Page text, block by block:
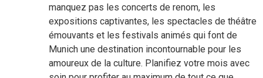
manquez pas les concerts de renom, les
expositions captivantes, les spectacles de théâtre
émouvants et les festivals animés qui font de
Munich une destination incontournable pour les
amoureux de la culture. Planifiez votre mois avec